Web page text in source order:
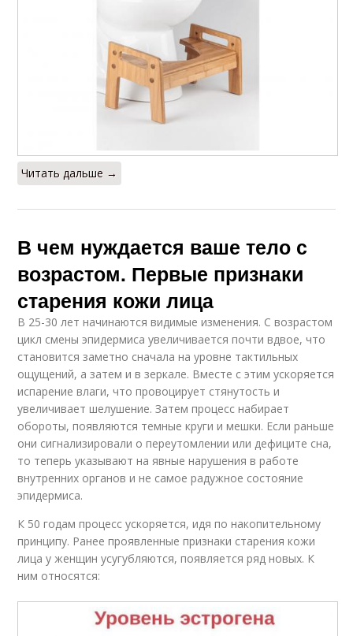
Читать дальше →
В чем нуждается ваше тело с
возрастом. Первые признаки
старения кожи лица
В 25-30 лет начинаются видимые изменения. С возрастом
цикл смены эпидермиса увеличивается почти вдвое, что
становится заметно сначала на уровне тактильных
ощущений, а затем и в зеркале. Вместе с этим ускоряется
испарение влаги, что провоцирует стянутость и
увеличивает шелушение. Затем процесс набирает
обороты, появляются темные круги и мешки. Если раньше
они сигнализировали о переутомлении или дефиците сна,
то теперь указывают на явные нарушения в работе
внутренних органов и не самое радужное состояние
эпидермиса.
К 50 годам процесс ускоряется, идя по накопительному
принципу. Ранее проявленные признаки старения кожи
лица у женщин усугубляются, появляется ряд новых. К
ним относятся: